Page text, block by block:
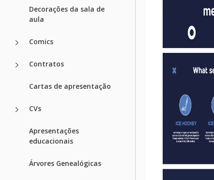
Decorações da sala de
aula
Comics
Contratos
Cartas de apresentação
CVs
Apresentações
educacionais
Árvores Genealógicas